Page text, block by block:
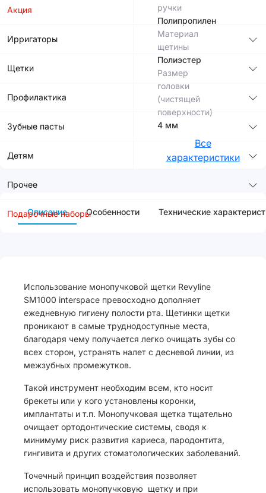
Акция
Ирригаторы
Щетки
Профилактика
Зубные пасты
Детям
Прочее
Подарочные наборы
ручки
Полипропилен
Материал
щетины
Полиэстер
Размер
головки
(чистящей
поверхности)
4 мм
Все
характеристики
Описание Особенности Технические
Использование монопучковой щетки Revyline
SM1000 interspace превосходно дополняет
ежедневную гигиену полости рта. Щетинки щетки
проникают в самые труднодоступные места,
благодаря чему получается легко очищать зубы со
всех сторон, устранять налет с десневой линии, из
межзубных промежутков.
Такой инструмент необходим всем, кто носит
брекеты или у кого установлены коронки,
имплантаты и т.п. Монопучковая щетка тщательно
очищает ортодонтические системы, сводя к
минимуму риск развития кариеса, пародонтита,
гингивита и других стоматологических заболеваний.
Точечный принцип воздействия позволяет
использовать монопучковую щетку и при